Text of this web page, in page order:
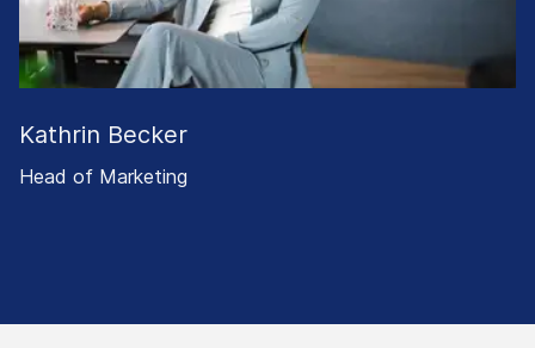
Kathrin Becker
Head of Marketing